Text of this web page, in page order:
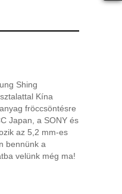
Shing
Kína
fröccsöntésre
Japan, a SONY és
az 5,2 mm-es
bennünk a
velünk még ma!